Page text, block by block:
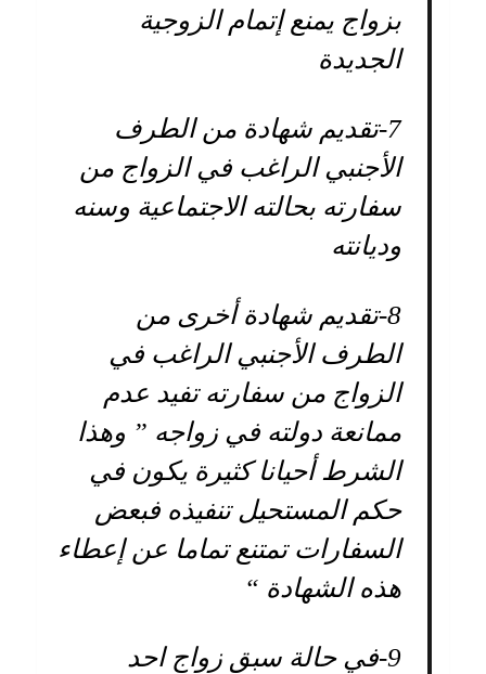
بزواج يمنع إتمام الزوجية
الجديدة
7- تقديم شهادة من الطرف
الأجنبي الراغب في الزواج من
سفارته بحالته الاجتماعية وسنه
وديانته
8- تقديم شهادة أخرى من
الطرف الأجنبي الراغب في
الزواج من سفارته تفيد عدم
ممانعة دولته في زواجه ” وهذا
الشرط أحيانا كثيرة يكون في
حكم المستحيل تنفيذه فبعض
السفارات تمتنع تماما عن إعطاء
هذه الشهادة “
9- في حالة سبق زواج احد